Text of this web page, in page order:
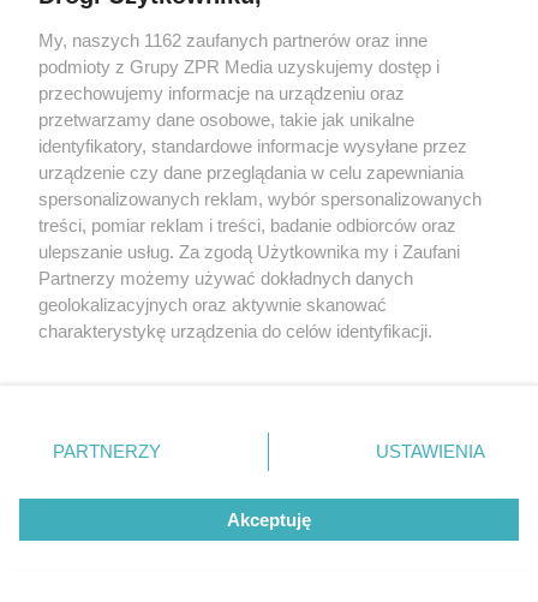
My, naszych 1162 zaufanych partnerów oraz inne
podmioty z Grupy ZPR Media uzyskujemy dostęp i
przechowujemy informacje na urządzeniu oraz
przetwarzamy dane osobowe, takie jak unikalne
identyfikatory, standardowe informacje wysyłane przez
urządzenie czy dane przeglądania w celu zapewniania
spersonalizowanych reklam, wybór spersonalizowanych
treści, pomiar reklam i treści, badanie odbiorców oraz
ulepszanie usług. Za zgodą Użytkownika my i Zaufani
Partnerzy możemy używać dokładnych danych
geolokalizacyjnych oraz aktywnie skanować
charakterystykę urządzenia do celów identyfikacji.
zmienić/wycofać klikając przycisk ustawień prywatności
znajdujący się w lewym dolnym rogu strony
rodzaje przetwarzania danych nie wymagają zgody
użytkownika, ale masz prawo sprzeciwić się takiemu
przetwarzaniu. Preferencje będą miały zastosowanie tylko
PARTNERZY USTAWIENIA
Akceptuję